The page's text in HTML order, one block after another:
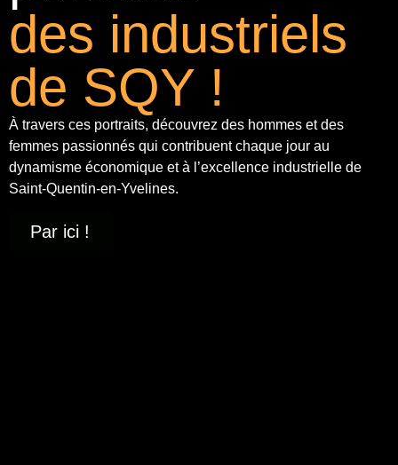
des industriels
de SQY !
À travers ces portraits, découvrez des hommes et des
femmes passionnés qui contribuent chaque jour au
dynamisme économique et à l’excellence industrielle de
Saint-Quentin-en-Yvelines.
Par ici !